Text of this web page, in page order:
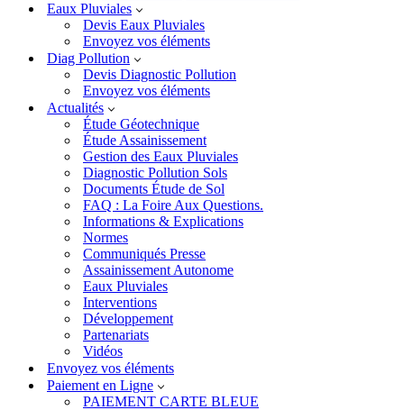
Eaux Pluviales
Devis Eaux Pluviales
Envoyez vos éléments
Diag Pollution
Devis Diagnostic Pollution
Envoyez vos éléments
Actualités
Étude Géotechnique
Étude Assainissement
Gestion des Eaux Pluviales
Diagnostic Pollution Sols
Documents Étude de Sol
FAQ : La Foire Aux Questions.
Informations & Explications
Normes
Communiqués Presse
Assainissement Autonome
Eaux Pluviales
Interventions
Développement
Partenariats
Vidéos
Envoyez vos éléments
Paiement en Ligne
PAIEMENT CARTE BLEUE